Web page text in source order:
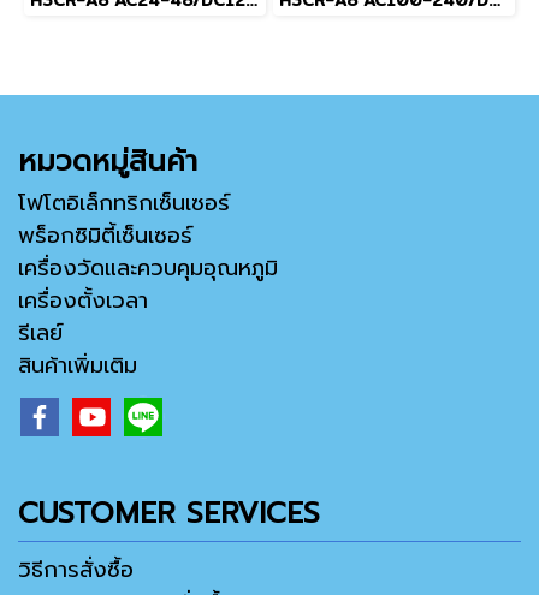
หมวดหมู่สินค้า
โฟโตอิเล็กทริกเซ็นเซอร์
พร็อกซิมิตี้เซ็นเซอร์
เครื่องวัดและควบคุมอุณหภูมิ
เครื่องตั้งเวลา
รีเลย์
สินค้าเพิ่มเติม
CUSTOMER SERVICES
วิธีการสั่งซื้อ